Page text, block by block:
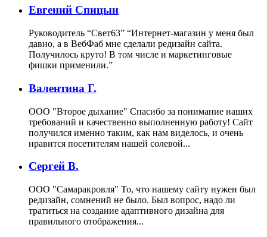
Евгений Спицын
Руководитель “Свет63” “Интернет-магазин у меня был
давно, а в ВебФаб мне сделали редизайн сайта.
Получилось круто! В том числе и маркетинговые
фишки применили.”
Валентина Г.
ООО "Второе дыхание" Спасибо за понимание наших
требований и качественно выполненную работу! Сайт
получился именно таким, как нам виделось, и очень
нравится посетителям нашей солевой...
Сергей В.
ООО "Самаракровля" То, что нашему сайту нужен был
редизайн, сомнений не было. Был вопрос, надо ли
тратиться на создание адаптивного дизайна для
правильного отображения...